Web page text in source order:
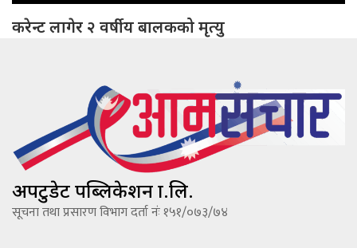
करेन्ट लागेर २ वर्षीय बालकको मृत्यु
अपटुडेट पब्लिकेशन प्रा.लि.
सूचना तथा प्रसारण विभाग दर्ता नंः १५१/०७३/७४